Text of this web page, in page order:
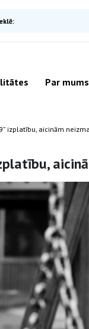
Par mums
izplatību, aicinām